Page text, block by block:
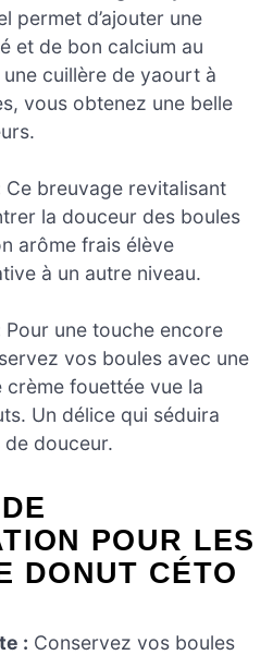
permet d’ajouter une
et de bon calcium au
cuillère de yaourt à
vous obtenez une belle
Ce breuvage revitalisant
la douceur des boules
arôme frais élève
à un autre niveau.
Pour une touche encore
vos boules avec une
fouettée vue la
Un délice qui séduira
douceur.
POUR LES
DONUT CÉTO
: Conservez vos boules